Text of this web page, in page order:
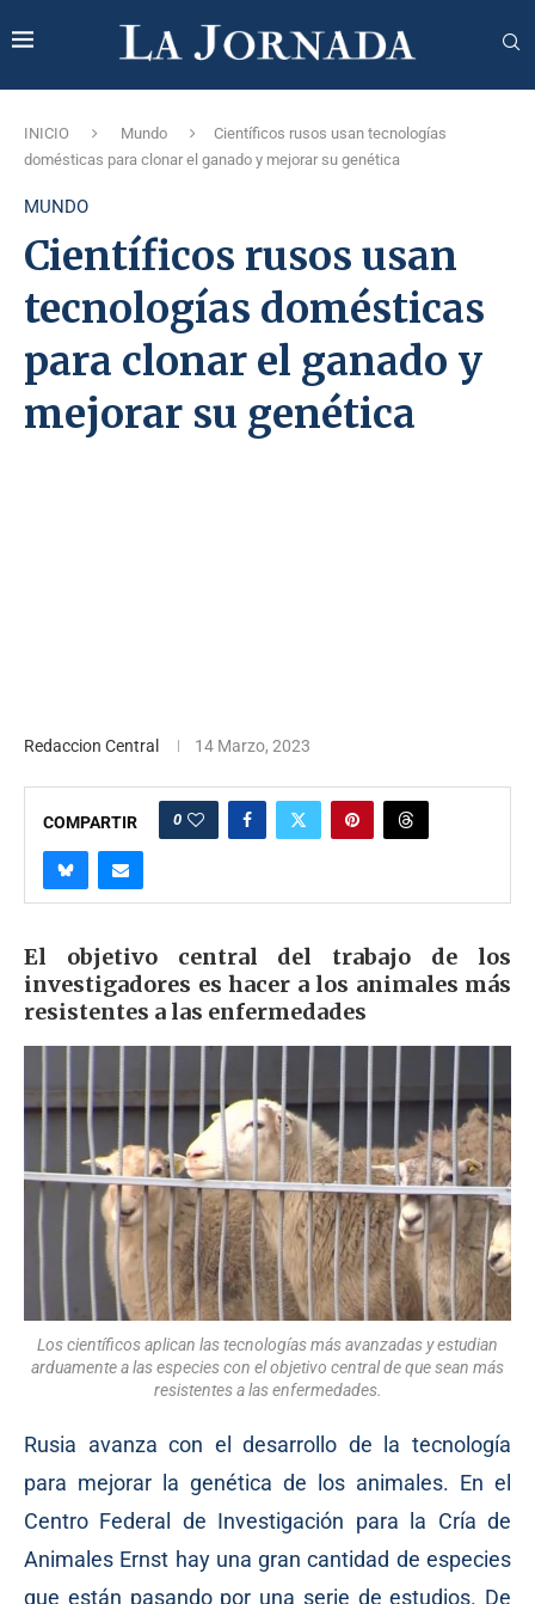
INICIO Mundo
Científicos rusos usan tecnologías
domésticas para clonar el ganado y mejorar su genética
MUNDO
Científicos rusos usan
tecnologías domésticas
para clonar el ganado y
mejorar su genética
Redaccion Central 14 Marzo, 2023
COMPARTIR 0
El objetivo central del trabajo de los
investigadores es hacer a los animales más
resistentes a las enfermedades
Los científicos aplican las tecnologías más avanzadas y estudian
arduamente a las especies con el objetivo central de que sean más
resistentes a las enfermedades.
Rusia avanza con el desarrollo de la tecnología
para mejorar la genética de los animales. En el
Centro Federal de Investigación para la Cría de
Animales Ernst hay una gran cantidad de especies
que están pasando por una serie de estudios. De